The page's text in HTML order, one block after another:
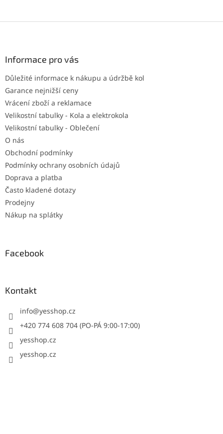
Informace pro vás
Důležité informace k nákupu a údržbě kol
Garance nejnižší ceny
Vrácení zboží a reklamace
Velikostní tabulky - Kola a elektrokola
Velikostní tabulky - Oblečení
O nás
Obchodní podmínky
Podmínky ochrany osobních údajů
Doprava a platba
Často kladené dotazy
Prodejny
Nákup na splátky
Facebook
Kontakt
info@yesshop.cz
+420 774 608 704 (PO-PÁ 9:00-17:00)
yesshop.cz
yesshop.cz